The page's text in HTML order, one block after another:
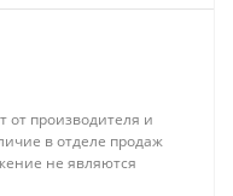
от производителя и
в отделе продаж
не являются